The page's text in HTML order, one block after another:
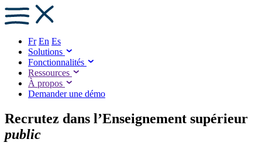
Fr En Es
Solutions
Fonctionnalités
Ressources
À propos
Demander une démo
Recrutez dans l’Enseignement supérieur
public